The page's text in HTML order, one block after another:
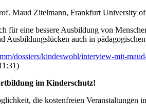
Maud Zitelmann, Frankfurt University
für eine bessere Ausbildung von
Ausbildungslücken auch in
dossiers/kindeswohl/interview-mit-
im Kinderschutz!
die kostenfreien Veranstaltungen